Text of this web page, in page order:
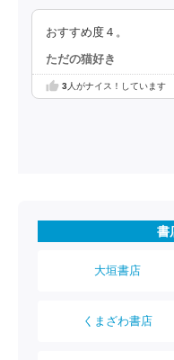
おすすめ度４。
ただの猫好き
3人がナイス！しています
書
大垣書店
くまざわ書店